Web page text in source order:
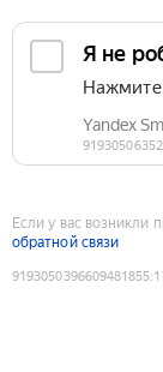
Если у вас возникли
обратной связи
9193050396609481855: